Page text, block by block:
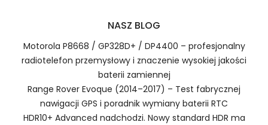
Baterie do Laptopów HP BM4K
2.Numer produktu baterii
NASZ BLOG
Motorola P8668 / GP328D+ / DP4400 – profesjonalny
radiotelefon przemysłowy i znaczenie wysokiej jakości
baterii zamiennej
Range Rover Evoque (2014–2017) – Test fabrycznej
nawigacji GPS i poradnik wymiany baterii RTC
HDR10+ Advanced nadchodzi. Nowy standard HDR ma